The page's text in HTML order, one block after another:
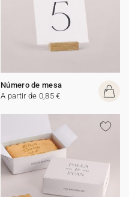
Número de mesa
A partir de 0,85 €